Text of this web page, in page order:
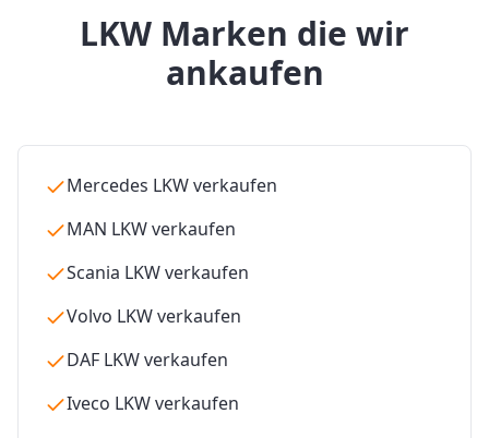
LKW Marken die wir
ankaufen
Mercedes LKW verkaufen
MAN LKW verkaufen
Scania LKW verkaufen
Volvo LKW verkaufen
DAF LKW verkaufen
Iveco LKW verkaufen